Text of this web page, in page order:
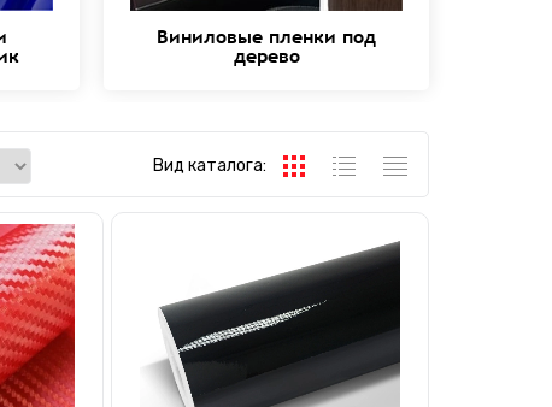
Виниловые пленки под
дерево
Виниловые перламутровые
Вид каталога: